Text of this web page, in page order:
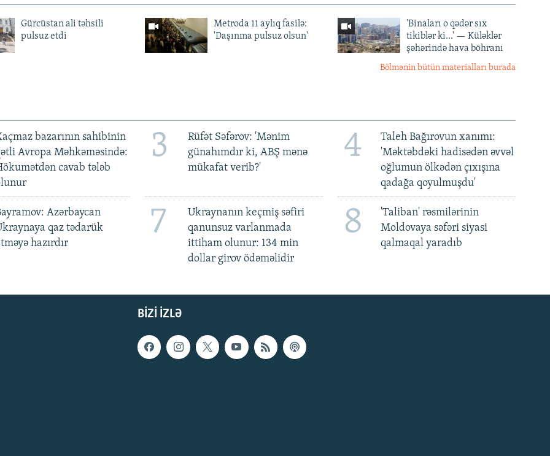
Gürcüstan ali təhsili
pulsuz etdi
Metroda 11 aylıq fasilə:
'Daşınma pulsuz olsun'
'Binaları o qədər sıx
tikiblər ki...' — Küləklər
şəhərində hava böhranı
Bölmənin bütün materialları burada
bazarının sahibinin
Avropa Məhkəməsində:
cavab tələb
3
Rüfət Səfərov: 'Mənim
günahımdır ki, ABŞ mənə
mükafat verib?'
4
Taleh Bağırovun xanımı:
'Məktəbdəki hadisədən əvvəl
oğlumun ölkədən çıxışına
qadağa qoyulmuşdu'
Azərbaycan
qaz tədarük
hazırdır
7
Ukraynanın keçmiş səfiri
qanunsuz varlanmada
ittiham olunur: 134 min
dollar girov ödəməlidir
8
'Taliban' rəsmilərinin
Moldovaya səfəri siyasi
qalmaqal yaradıb
BIZI IZLƏ